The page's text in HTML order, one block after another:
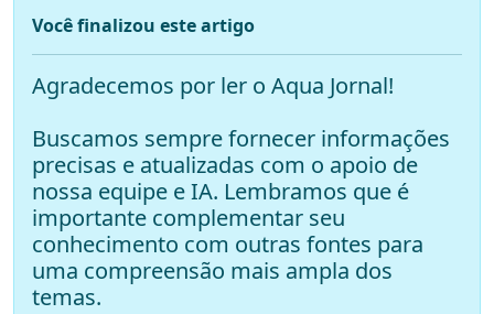
Você finalizou este artigo
Agradecemos por ler o Aqua Jornal!
Buscamos sempre fornecer informações
precisas e atualizadas com o apoio de
nossa equipe e IA. Lembramos que é
importante complementar seu
conhecimento com outras fontes para
uma compreensão mais ampla dos
temas.